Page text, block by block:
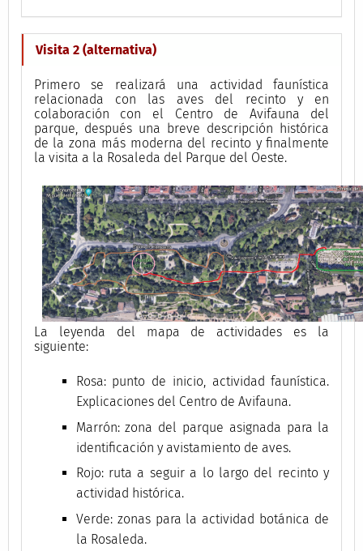
Visita 2 (alternativa)
Primero se realizará una actividad faunística
relacionada con las aves del recinto y en
colaboración con el Centro de Avifauna del
parque, después una breve descripción histórica
de la zona más moderna del recinto y finalmente
la visita a la Rosaleda del Parque del Oeste.
La leyenda del mapa de actividades es la
siguiente:
Rosa: punto de inicio, actividad faunística.
Explicaciones del Centro de Avifauna.
Marrón: zona del parque asignada para la
identificación y avistamiento de aves.
Rojo: ruta a seguir a lo largo del recinto y
actividad histórica.
Verde: zonas para la actividad botánica de
la Rosaleda.